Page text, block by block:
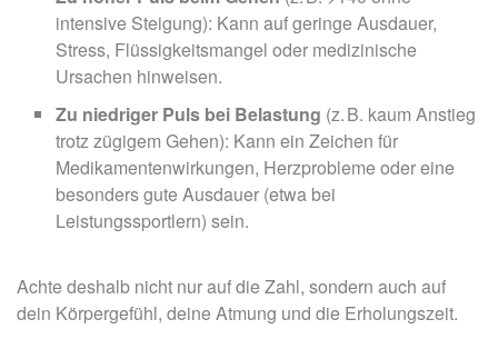
intensive Steigung): Kann auf geringe Ausdauer,
Stress, Flüssigkeitsmangel oder medizinische
Ursachen hinweisen.
Zu niedriger Puls bei Belastung (z. B. kaum Anstieg
trotz zügigem Gehen): Kann ein Zeichen für
Medikamentenwirkungen, Herzprobleme oder eine
besonders gute Ausdauer (etwa bei
Leistungssportlern) sein.
Achte deshalb nicht nur auf die Zahl, sondern auch auf
dein Körpergefühl, deine Atmung und die Erholungszeit.